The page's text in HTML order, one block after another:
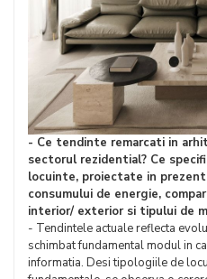
- Ce tendinte remarcati in
sectorul rezidential? Ce
locuinte, proiectate in
consumului de energie,
interior/ exterior si tipului de
- Tendintele actuale reflecta
schimbat fundamental modul in
informatia. Desi tipologiile de